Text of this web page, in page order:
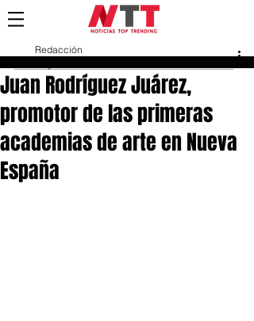
Juan Rodríguez Juárez,
promotor de las primeras
academias de arte en Nueva
España
Redacción